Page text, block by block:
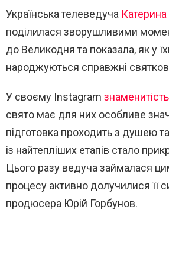
Українська телеведуча
поділилася зворушливими
до Великодня та показала, як у
народжуються справжні
У своєму Instagram
свято має для них особливе
підготовка проходить з душею
із найтепліших етапів стало
Цього разу ведуча займалася
процесу активно долучилися її
продюсера Юрій Горбунов.